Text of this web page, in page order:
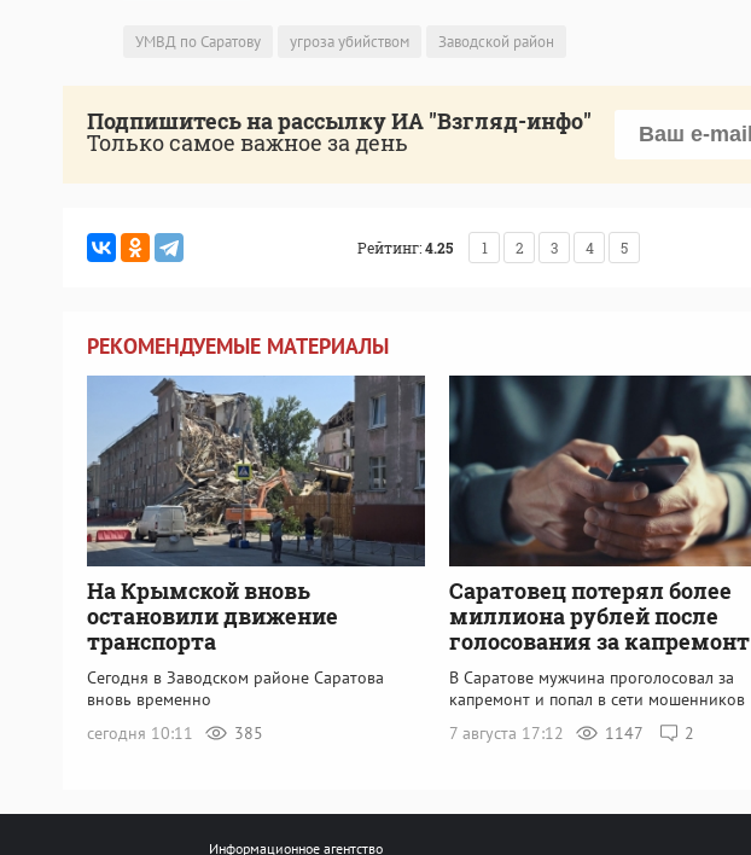
УМВД по Саратову угроза убийством Заводской район
Подпишитесь на рассылку ИА "Взгляд-инфо"
Только самое важное за день
Рейтинг:4.25 1 2 3 4 5
РЕКОМЕНДУЕМЫЕ МАТЕРИАЛЫ
На Крымской вновь
остановили движение
транспорта
Сегодня в Заводском районе Саратова
вновь временно
сегодня 10:11
385
Саратовец потерял более
миллиона рублей после
голосования за капремонт
В Саратове мужчина проголосовал за
капремонт и попал в сети мошенников
7 августа 17:12
1147 2
Информационное агентство